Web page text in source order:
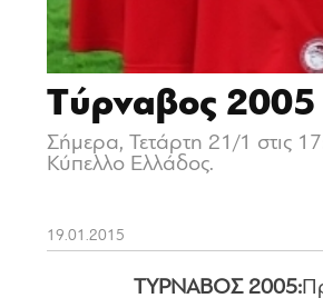
Tύρναβος
Σήμερα, Τετάρτη 21/1 στις
Κύπελλο Ελλάδος.
19.01.2015
ΤΥΡΝΑΒΟΣ 2005: